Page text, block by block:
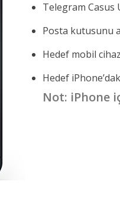
Telegram Casus
Posta kutusunu
Hedef mobil
Hedef
Not: iPhone